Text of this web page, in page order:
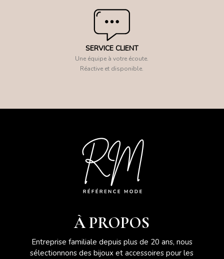
SERVICE CLIENT
Une équipe à votre écoute.
Réactive et disponible.
À PROPOS
Entreprise familiale depuis plus de 20 ans, nous
sélectionnons des bijoux et accessoires pour les